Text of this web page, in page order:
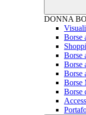
DONNA
Borse
Borse
Borse
Borse
Borse
Borse